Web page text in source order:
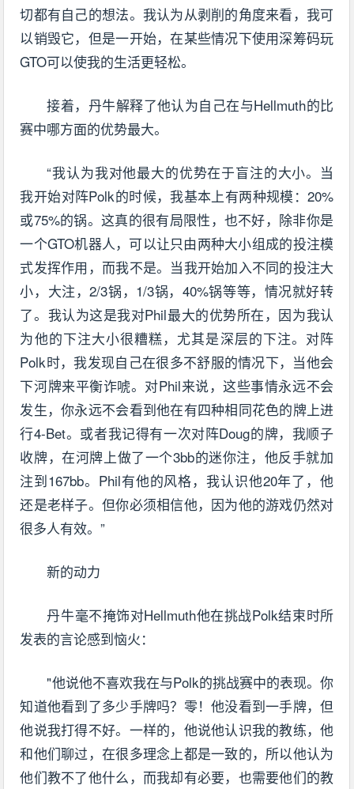
切都有自己的想法。我认为从剥削的角度来看，我可
以销毁它，但是一开始，在某些情况下使用深筹码玩
GTO可以使我的生活更轻松。
接着，丹牛解释了他认为自己在与Hellmuth的比
赛中哪方面的优势最大。
“我认为我对他最大的优势在于盲注的大小。当
我开始对阵Polk的时候，我基本上有两种规模：20%
或75%的锅。这真的很有局限性，也不好，除非你是
一个GTO机器人，可以让只由两种大小组成的投注模
式发挥作用，而我不是。当我开始加入不同的投注大
小，大注，2/3锅，1/3锅，40%锅等等，情况就好转
了。我认为这是我对Phil最大的优势所在，因为我认
为他的下注大小很糟糕，尤其是深层的下注。对阵
Polk时，我发现自己在很多不舒服的情况下，当他会
下河牌来平衡诈唬。对Phil来说，这些事情永远不会
发生，你永远不会看到他在有四种相同花色的牌上进
行4-Bet。或者我记得有一次对阵Doug的牌，我顺子
收牌，在河牌上做了一个3bb的迷你注，他反手就加
注到167bb。Phil有他的风格，我认识他20年了，他
还是老样子。但你必须相信他，因为他的游戏仍然对
很多人有效。”
新的动力
丹牛毫不掩饰对Hellmuth他在挑战Polk结束时所
发表的言论感到恼火：
"他说他不喜欢我在与Polk的挑战赛中的表现。你
知道他看到了多少手牌吗？零！他没看到一手牌，但
他说我打得不好。一样的，他说他认识我的教练，他
和他们聊过，在很多理念上都是一致的，所以他认为
他们教不了他什么，而我却有必要，也需要他们的教